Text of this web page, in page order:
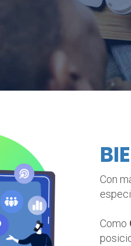
Con
Como